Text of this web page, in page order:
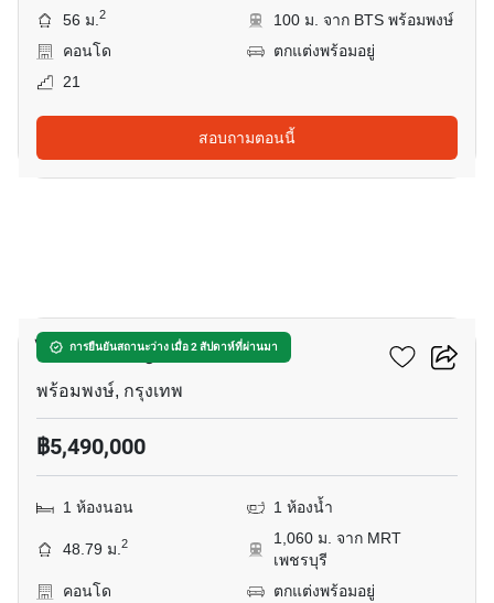
56 ม.2
100 ม. จาก BTS พร้อมพงษ์
คอนโด
ตกแต่งพร้อมอยู่
21
สอบถามตอนนี้
การยืนยันสถานะว่าง เมื่อ 2 สัปดาห์ที่ผ่านมา
ไซมิส จอยญ่า
พร้อมพงษ์, กรุงเทพ
฿5,490,000
1 ห้องนอน 1 ห้องน้ำ
48.79 ม.2
1,060 ม. จาก MRT
เพชรบุรี
คอนโด
ตกแต่งพร้อมอยู่